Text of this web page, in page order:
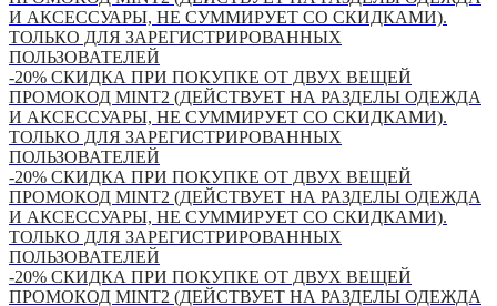
И АКСЕССУАРЫ, НЕ СУММИРУЕТ СО СКИДКАМИ).
ТОЛЬКО ДЛЯ ЗАРЕГИСТРИРОВАННЫХ
ПОЛЬЗОВАТЕЛЕЙ
-20% СКИДКА ПРИ ПОКУПКЕ ОТ ДВУХ ВЕЩЕЙ
ПРОМОКОД MINT2 (ДЕЙСТВУЕТ НА РАЗДЕЛЫ ОДЕЖДА
И АКСЕССУАРЫ, НЕ СУММИРУЕТ СО СКИДКАМИ).
ТОЛЬКО ДЛЯ ЗАРЕГИСТРИРОВАННЫХ
ПОЛЬЗОВАТЕЛЕЙ
-20% СКИДКА ПРИ ПОКУПКЕ ОТ ДВУХ ВЕЩЕЙ
ПРОМОКОД MINT2 (ДЕЙСТВУЕТ НА РАЗДЕЛЫ ОДЕЖДА
И АКСЕССУАРЫ, НЕ СУММИРУЕТ СО СКИДКАМИ).
ТОЛЬКО ДЛЯ ЗАРЕГИСТРИРОВАННЫХ
ПОЛЬЗОВАТЕЛЕЙ
-20% СКИДКА ПРИ ПОКУПКЕ ОТ ДВУХ ВЕЩЕЙ
ПРОМОКОД MINT2 (ДЕЙСТВУЕТ НА РАЗДЕЛЫ ОДЕЖДА